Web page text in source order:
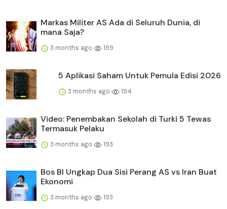
Markas Militer AS Ada di Seluruh Dunia, di
mana Saja?
3 months ago 199
5 Aplikasi Saham Untuk Pemula Edisi 2026
3 months ago 194
Video: Penembakan Sekolah di Turki 5 Tewas
Termasuk Pelaku
3 months ago 193
Bos BI Ungkap Dua Sisi Perang AS vs Iran Buat
Ekonomi
3 months ago 193